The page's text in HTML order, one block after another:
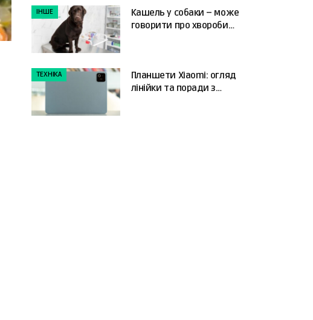
ІНШЕ
Кашель у собаки – може
говорити про хвороби
ТЕХНІКА
Планшети Xiaomi: огляд
лінійки та поради з